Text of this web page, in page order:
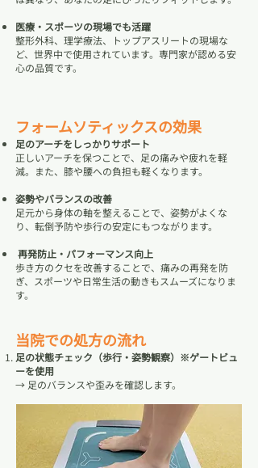
医療・スポーツの現場でも活躍
整形外科、理学療法、トップアスリートの現場な
ど、世界中で使用されています。専門家が認める安
心の品質です。
フォームソティックスの効果
足のアーチをしっかりサポート
正しいアーチを保つことで、足の痛みや疲れを軽
減。また、膝や腰への負担も軽くなります。
姿勢やバランスの改善
足元から身体の軸を整えることで、姿勢がよくな
り、転倒予防や歩行の安定にもつながります。
再発防止・パフォーマンス向上
歩き方のクセを改善することで、痛みの再発を防
ぎ、スポーツや日常生活の動きもスムーズになりま
す。
当院での処方の流れ
足の状態チェック（歩行・姿勢観察）※ゲートビュ
ーを使用
→ 足のバランスや歪みを確認します。